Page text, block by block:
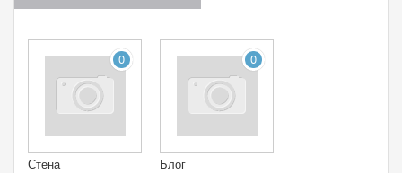
0
Стена
0
Блог